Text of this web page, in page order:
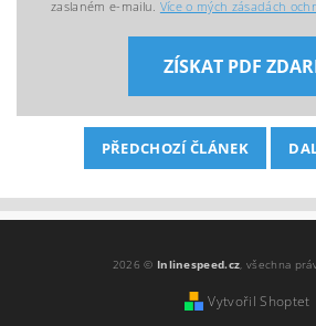
zaslaném e-mailu. Více o mých zásadách
ZÍSKAT PDF
PŘEDCHOZÍ ČLÁNEK
2026 © Inlinespeed.cz , všechna
Vytvořil Shoptet